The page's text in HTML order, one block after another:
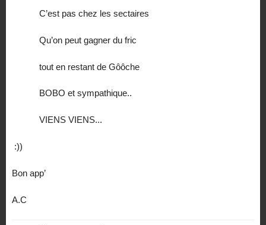
C’est pas chez les sectaires
Qu’on peut gagner du fric
tout en restant de Gôôche
BOBO et sympathique..
VIENS VIENS...
:))
Bon app’
A.C